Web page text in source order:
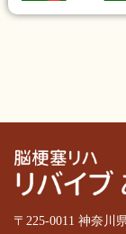
〒225-0011 神奈川